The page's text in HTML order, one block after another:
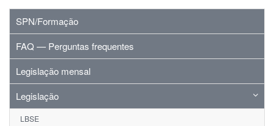
SPN/Formação
FAQ — Perguntas frequentes
Legislação mensal
Legislação
LBSE